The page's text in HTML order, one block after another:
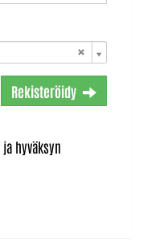
Rekisteröidy
ja hyväksyn